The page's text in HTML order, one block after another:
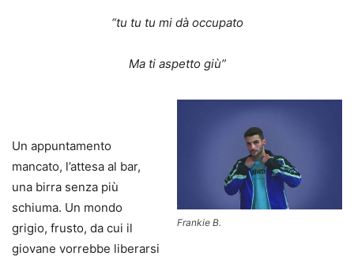
“tu tu tu mi dà occupato
Ma ti aspetto giù”
Frankie B.
Un appuntamento
mancato, l’attesa al bar,
una birra senza più
schiuma. Un mondo
grigio, frusto, da cui il
giovane vorrebbe liberarsi